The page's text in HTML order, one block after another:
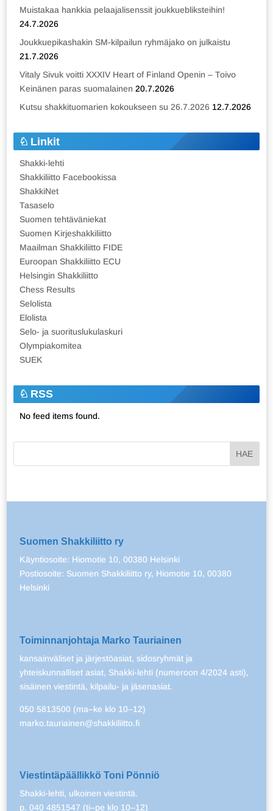
Muistakaa hankkia pelaajalisenssit joukkuebliksteihin!
24.7.2026
Joukkuepikashakin SM-kilpailun ryhmäjako on julkaistu
21.7.2026
Vitaly Sivuk voitti XXXIV Heart of Finland Openin – Toivo
Keinänen paras suomalainen 20.7.2026
Kutsu shakkituomarien kokoukseen su 26.7.2026 12.7.2026
Linkit
Shakki-lehti
Shakkiliitto Facebookissa
ShakkiNet
Tasaselo
Suomen tehtäväniekat
Suomen Kirjeshakkiliitto
Maailman Shakkiliitto FIDE
Euroopan Shakkiliitto ECU
Helsingin Shakkiliitto
Chess Results
Selolista
Elolista
Selo- ja suorituslukulaskuri
Olympiakomitea
SUEK
RSS
No feed items found.
Suomen Shakkiliitto ry
Käyntiosoite: Hiomotie 10, 00380 Helsinki
Postiosoite: Suomen Shakkiliitto ry, Hiomotie 10, 00380
Helsinki
Toiminnanjohtaja Marko Tauriainen
kansainväliset ja järjestöasiat, sidosryhmät ja
yhteiskunnalliset asiat, Shakki-lehti (numeroon 4/2024 asti),
sisäinen viestintä, kilpailu- ja jäsenasiat.
050 5813500 (ma–ke klo 10–12)
marko.tauriainen@shakkiliitto.fi
Viestintäpäällikkö Toni Pönniö
Shakki-lehti, ulkoinen viestintä.
p. 040 4851547 (ti–pe klo 10–12)